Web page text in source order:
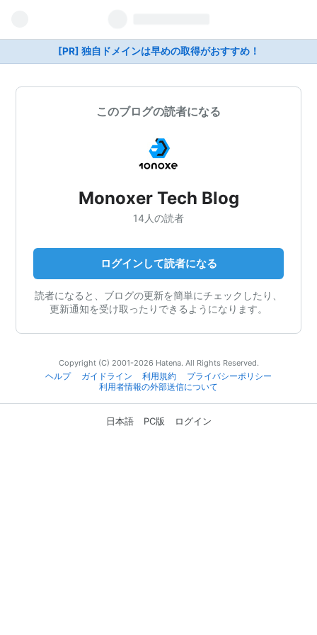
[PR] 独自ドメインは早めの取得がおすすめ！
このブログの読者になる
Monoxer Tech Blog
14人の読者
ログインして読者になる
読者になると、ブログの更新を簡単にチェックしたり、
更新通知を受け取ったりできるようになります。
Copyright (C) 2001-2026 Hatena. All Rights Reserved.
ヘルプ
ガイドライン 利用規約
プライバシーポリシー
利用者情報の外部送信について
日本語 PC版 ログイン